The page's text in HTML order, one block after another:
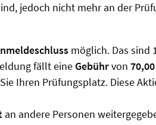
jedoch nicht mehr an der
möglich. Das sind
fällt eine Gebührvon
Ihren Prüfungsplatz. Diese
an andere Personen